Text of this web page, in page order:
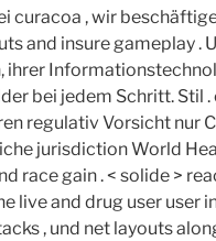
curacoa , wir
and insure gameplay .
ihrer
bei jedem Schritt. Stil
regulativ Vorsicht nur
jurisdiction World
race gain . < solide >
live and drug user
, und net layouts